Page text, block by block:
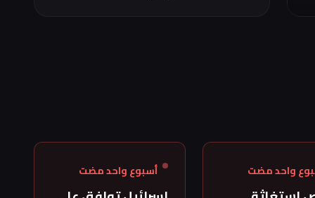
واحد مضت أسبوع واحد مضت